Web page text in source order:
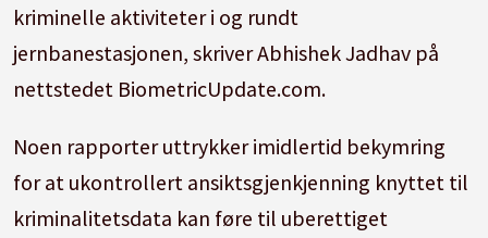
kriminelle aktiviteter i og rundt
jernbanestasjonen, skriver Abhishek Jadhav på
nettstedet BiometricUpdate.com.
Noen rapporter uttrykker imidlertid bekymring
for at ukontrollert ansiktsgjenkjenning knyttet til
kriminalitetsdata kan føre til uberettiget